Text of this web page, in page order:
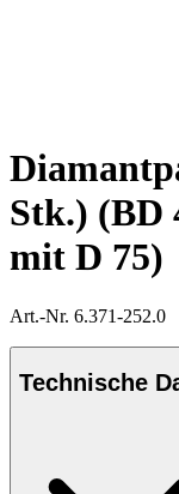
Stk.) (BD
mit D 75)
Art.-Nr. 6.371-252.0
Technische